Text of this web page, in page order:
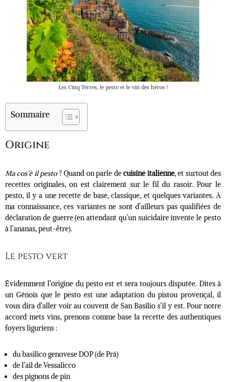
Les Cinq Terres, le pesto et le vin des héros !
Sommaire
Origine
Ma cos’è il pesto? Quand on parle decuisine italienne, et surtout des
recettes originales, on est clairement sur le fil du rasoir. Pour le
pesto, il y a une recette de base, classique, et quelques variantes. À
ma connaissance, ces variantes ne sont d’ailleurs pas qualifiées de
déclaration de guerre (en attendant qu’un suicidaire invente le pesto
à l’ananas, peut-être).
Le pesto vert
Évidemment l’origine du pesto est et sera toujours disputée. Dites à
un Génois que le pesto est une adaptation du pistou provençal, il
vous dira d’aller voir au couvent de San Basilio s’il y est. Pour notre
accord mets vins, prenons comme base la recette des authentiques
foyers liguriens :
du basilico genovese DOP (de Prà)
de l’ail de Vessalicco
des pignons de pin